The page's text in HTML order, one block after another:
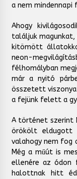
a nem mindennapi
Ahogy
találjuk
kitömött
neon-
félhomályban
már a nyitó
összetett
a fejünk felett a
A történet szerint
örökölt eldugott
valahogy nem fog
Még a műút is
ellenére az ódon
halottnak hitt